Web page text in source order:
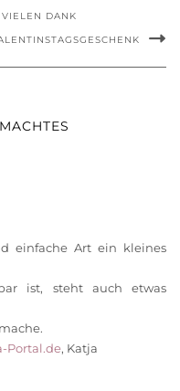
DANK
einfache Art ein kleines
ist, steht auch etwas
Portal.de, Katja